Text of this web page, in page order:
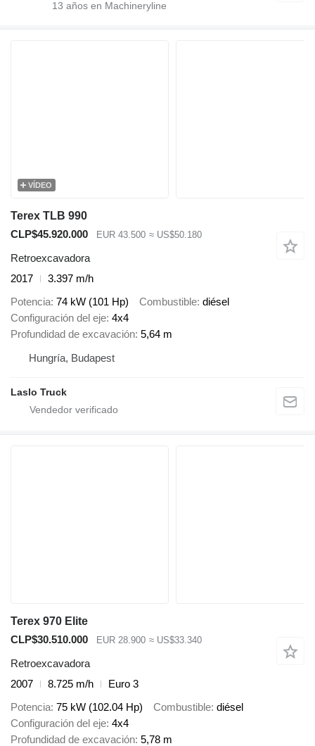
13 años en Machineryline
VÍDEO
Terex TLB 990
CLP$45.920.000
EUR 43.500 ≈ US$50.180
Retroexcavadora
2017
3.397 m/h
Potencia 74 kW (101 Hp) Combustible diésel
Configuración del eje 4x4
Profundidad de excavación 5,64 m
Hungría, Budapest
Laslo Truck
Terex 970 Elite
CLP$30.510.000
EUR 28.900 ≈ US$33.340
Retroexcavadora
2007
8.725 m/h
Euro 3
Potencia 75 kW (102.04 Hp) Combustible diésel
Configuración del eje 4x4
Profundidad de excavación 5,78 m